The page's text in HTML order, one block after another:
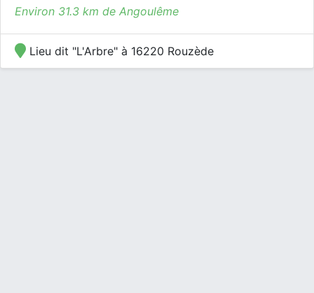
Environ 31.3 km de Angoulême
Lieu dit "L'Arbre" à 16220 Rouzède